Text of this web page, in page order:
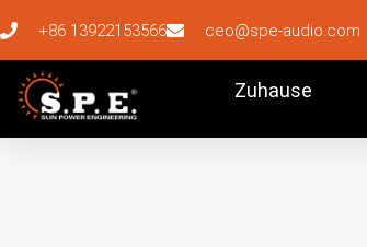
+86 13922153566 ceo@spe-audio.com
Zuhause